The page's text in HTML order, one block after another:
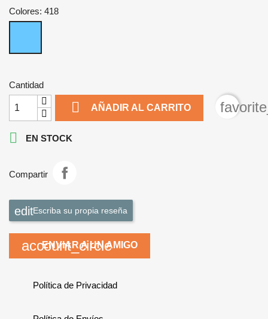
Colores: 418
Cantidad
 AÑADIR AL CARRITO

EN STOCK
Compartir
Escriba su propia reseña
account_circle
ENVIAR A UN AMIGO
Política de Privacidad